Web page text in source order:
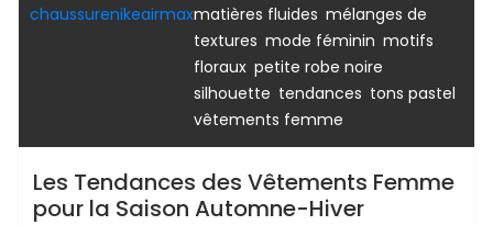
chaussurenikeairmaxmatières fluides mélanges de
textures mode féminin motifs
floraux petite robe noire
silhouette tendances tons pastel
vêtements femme
Les Tendances des Vêtements Femme
pour la Saison Automne-Hiver